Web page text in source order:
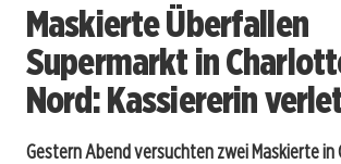
Maskierte Überfallen
Supermarkt in
Nord: Kassiererin
Gestern Abend versuchten zwei Maskierte